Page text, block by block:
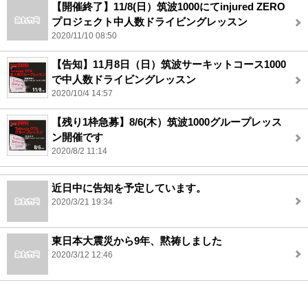
【開催終了】11/8(日）筑波1000にてinjured ZERO
プロジェクト中人数ドライビングレッスン
2020/11/10 08:50
【告知】11月8日（日）筑波サーキットコース1000
で中人数ドライビングレッスン
2020/10/4 14:57
【残り1枠急募】8/6(木）筑波1000グループレッス
ン開催です
2020/8/2 11:14
近日中に告知を予定しています。
2020/3/21 19:34
東日本大震災から9年、黙祷しました
2020/3/12 12:46